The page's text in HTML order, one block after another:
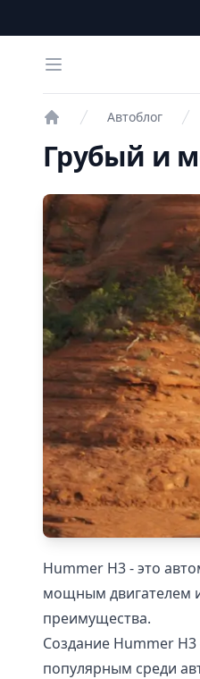
Open menu
Автоблог
Грубый и
Hummer H3 - это
мощным двигателем
преимущества.
Создание Hummer
популярным среди